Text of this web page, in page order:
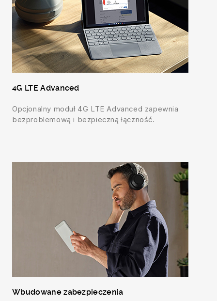
4G LTE Advanced
Opcjonalny moduł 4G LTE Advanced zapewnia
bezproblemową i bezpieczną łączność.
Wbudowane zabezpieczenia